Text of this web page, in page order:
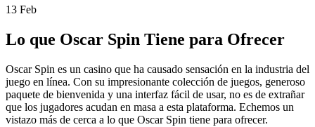
13 Feb
Lo que Oscar Spin Tiene para Ofrecer
Oscar Spin es un casino que ha causado sensación en la industria del
juego en línea. Con su impresionante colección de juegos, generoso
paquete de bienvenida y una interfaz fácil de usar, no es de extrañar
que los jugadores acudan en masa a esta plataforma. Echemos un
vistazo más de cerca a lo que Oscar Spin tiene para ofrecer.